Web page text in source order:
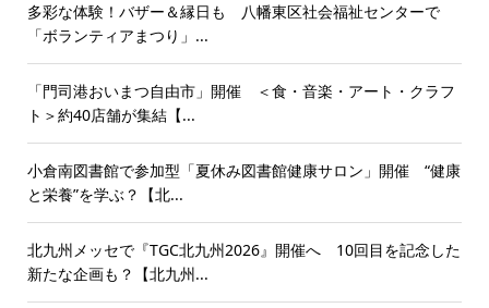
多彩な体験！バザー＆縁日も 八幡東区社会福祉センターで
「ボランティアまつり」...
「門司港おいまつ自由市」開催 ＜食・音楽・アート・クラフ
ト＞約40店舗が集結【...
小倉南図書館で参加型「夏休み図書館健康サロン」開催 “健康
と栄養”を学ぶ？【北...
北九州メッセで『TGC北九州2026』開催へ 10回目を記念した
新たな企画も？【北九州...